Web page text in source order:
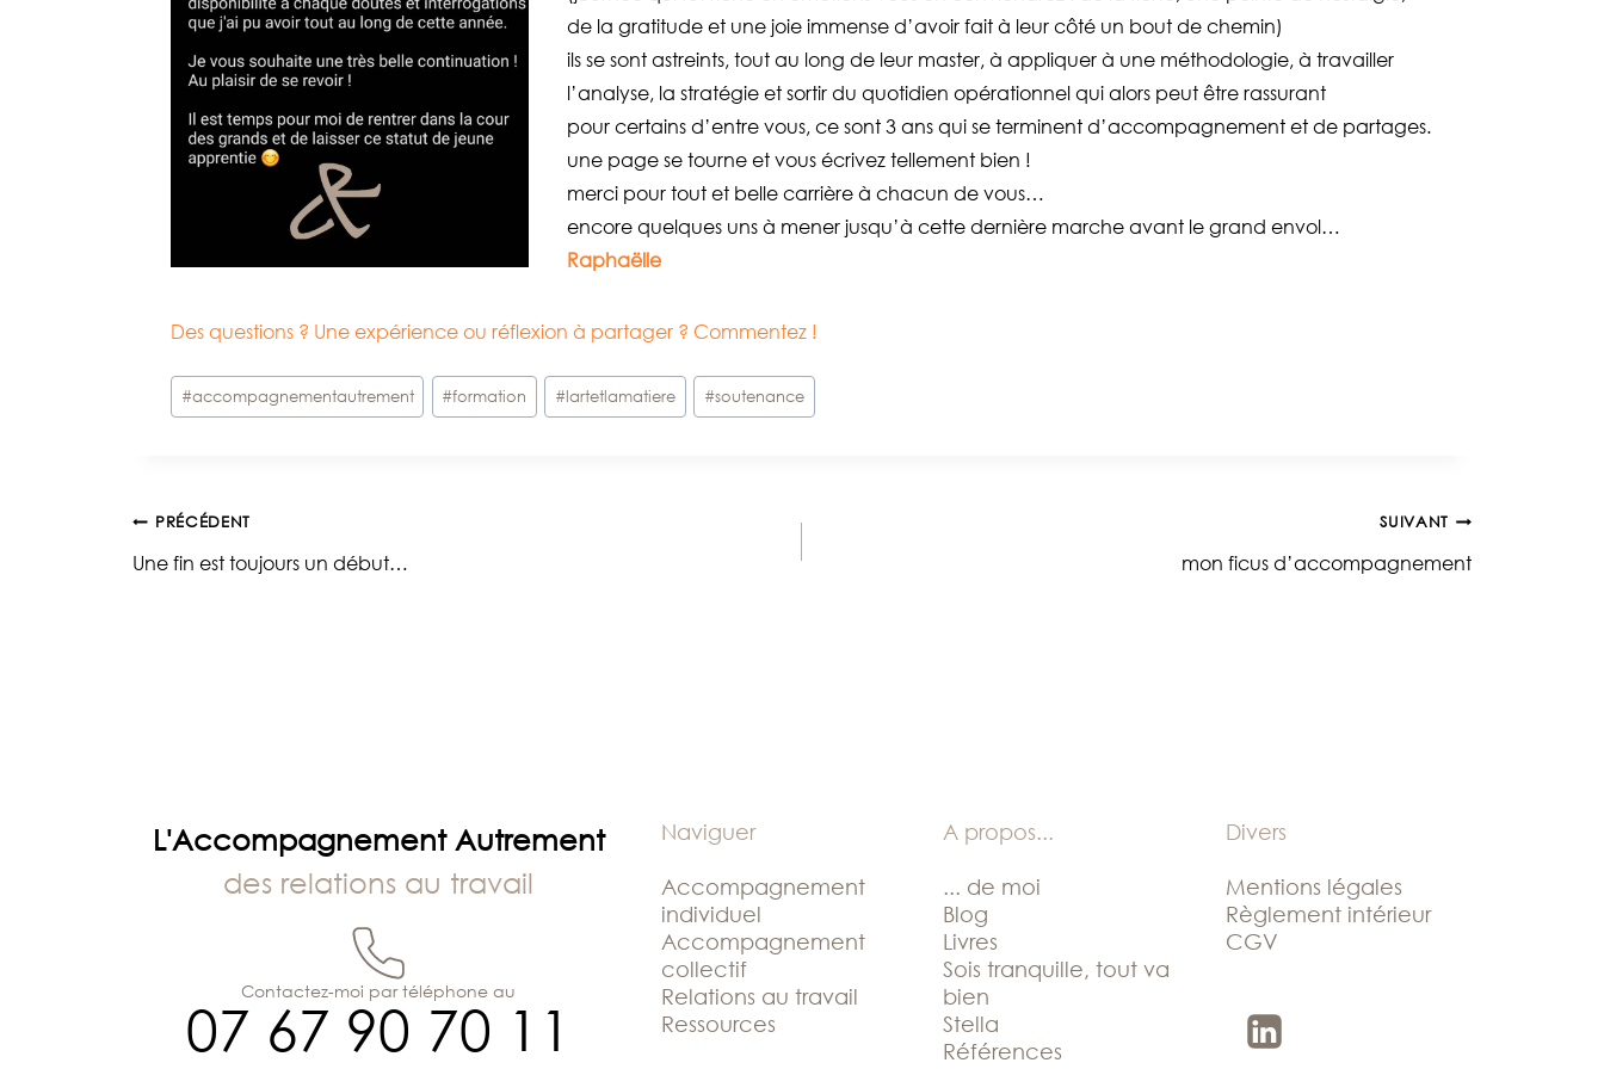
de la gratitude et une joie immense d’avoir fait à leur côté un bout de chemin)
ils se sont astreints, tout au long de leur master, à appliquer à une méthodologie, à travailler
l’analyse, la stratégie et sortir du quotidien opérationnel qui alors peut être rassurant
pour certains d’entre vous, ce sont 3 ans qui se terminent d’accompagnement et de partages.
une page se tourne et vous écrivez tellement bien !
merci pour tout et belle carrière à chacun de vous…
encore quelques uns à mener jusqu’à cette dernière marche avant le grand envol…
Raphaëlle
Des questions ? Une expérience ou réflexion à partager ? Commentez !
Étiquettes
de
#accompagnementautrement #formation #lartetlamatiere #soutenance
Navigation
PRÉCÉDENT
Une fin est toujours un début…
SUIVANT
mon ficus d’accompagnement
L'Accompagnement Autrement
des relations au travail
07 67 90 70 11
Contactez-moi par téléphone au
Naviguer
Accompagnement
individuel
Accompagnement
collectif
Relations au travail
Ressources
A propos...
... de moi
Blog
Livres
Sois tranquille, tout va
bien
Stella
Références
Divers
Mentions légales
Règlement intérieur
CGV